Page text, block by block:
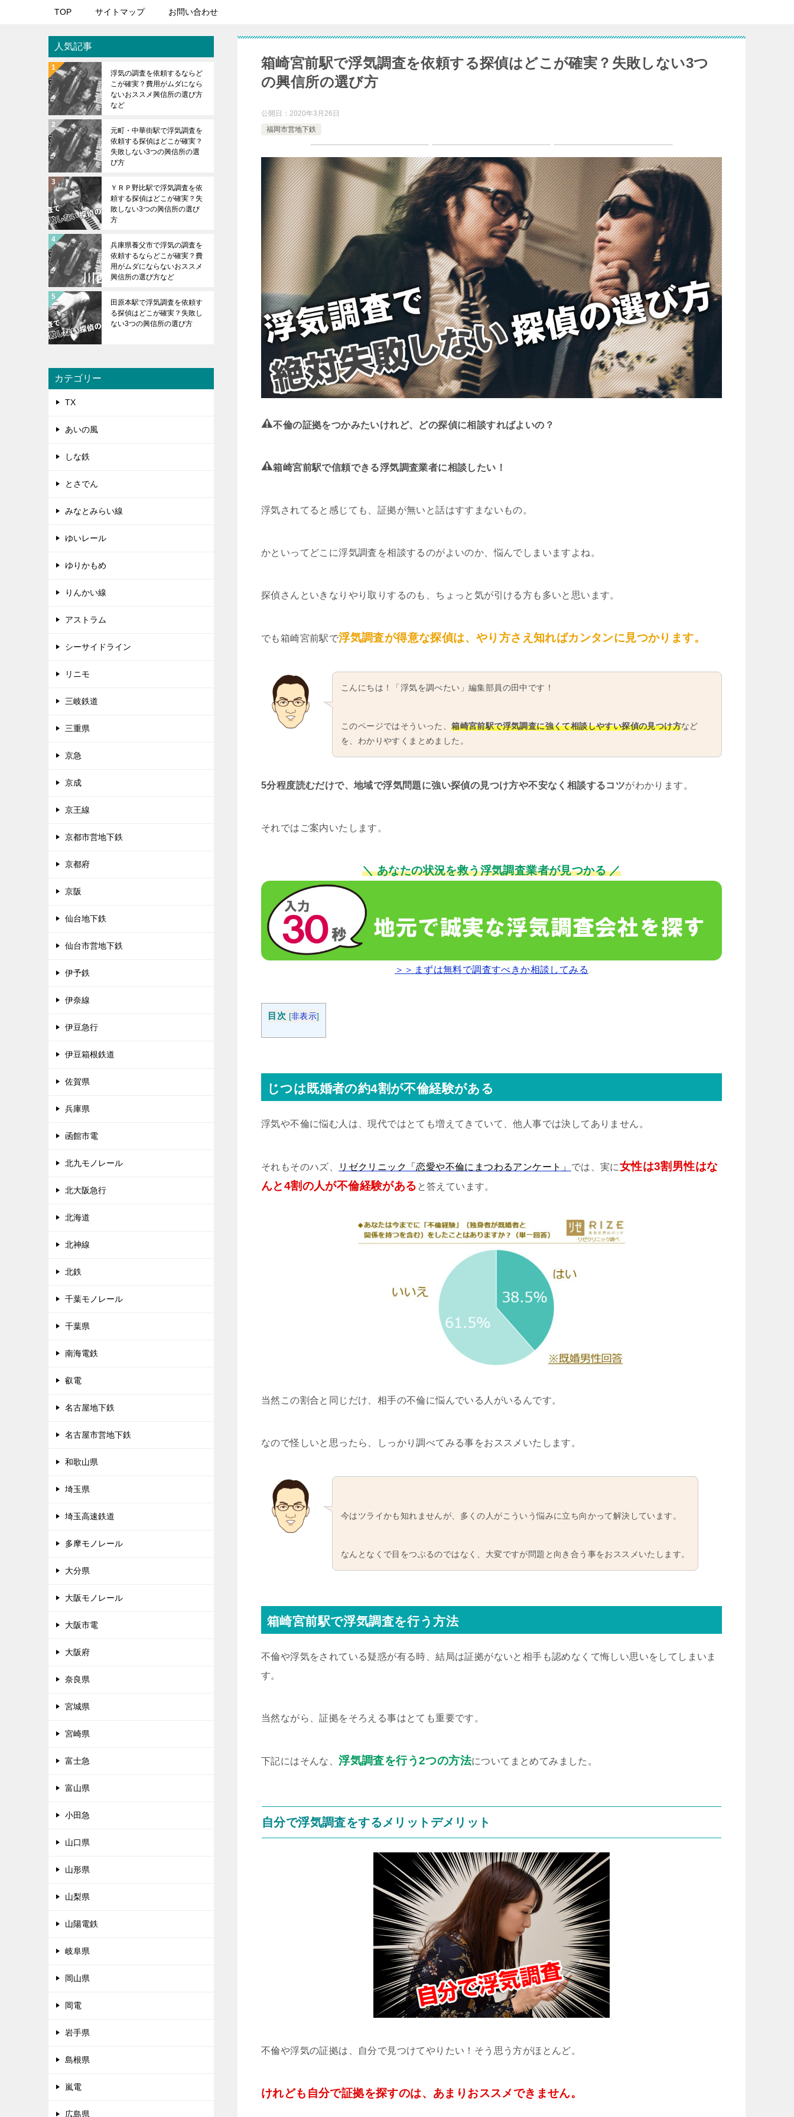
TOP サイトマップ お問い合わせ
箱崎宮前駅で浮気調査を依頼する探偵はどこが確実？失敗しない3つ
の興信所の選び方
公開日： 2020年3月26日
福岡市営地下鉄
不倫の証拠をつかみたいけれど、どの探偵に相談すればよいの？
箱崎宮前駅で信頼できる浮気調査業者に相談したい！
浮気されてると感じても、証拠が無いと話はすすまないもの。
かといってどこに浮気調査を相談するのがよいのか、悩んでしまいますよね。
探偵さんといきなりやり取りするのも、ちょっと気が引ける方も多いと思います。
でも箱崎宮前駅で浮気調査が得意な探偵は、やり方さえ知ればカンタンに見つかります。
こんにちは！「浮気を調べたい」編集部員の田中です！
このページではそういった、箱崎宮前駅で浮気調査に強くて相談しやすい探偵の見つけ方など
を、わかりやすくまとめました。
5分程度読むだけで、地域で浮気問題に強い探偵の見つけ方や不安なく相談するコツがわかります。
それではご案内いたします。
＼ あなたの状況を救う浮気調査業者が見つかる ／
＞＞まずは無料で調査すべきか相談してみる
目次 [非表示]
じつは既婚者の約4割が不倫経験がある
浮気や不倫に悩む人は、現代ではとても増えてきていて、他人事では決してありません。
それもそのハズ、 リゼクリニック「恋愛や不倫にまつわるアンケート」 では、実に女性は3割男性はな
んと4割の人が不倫経験がある と答えています。
当然この割合と同じだけ、相手の不倫に悩んでいる人がいるんです。
なので怪しいと思ったら、しっかり調べてみる事をおススメいたします。
今はツライかも知れませんが、多くの人がこういう悩みに立ち向かって解決しています。
なんとなくで目をつぶるのではなく、大変ですが問題と向き合う事をおススメいたします。
箱崎宮前駅で浮気調査を行う方法
不倫や浮気をされている疑惑が有る時、結局は証拠がないと相手も認めなくて悔しい思いをしてしまいま
す。
当然ながら、証拠をそろえる事はとても重要です。
下記にはそんな、浮気調査を行う2つの方法についてまとめてみました。
自分で浮気調査をするメリットデメリット
不倫や浮気の証拠は、自分で見つけてやりたい！そう思う方がほとんど。
けれども自分で証拠を探すのは、あまりおススメできません。
人気記事
浮気の調査を依頼するならど
こが確実？費用がムダになら
ないおススメ興信所の選び方
など
元町・中華街駅で浮気調査を
依頼する探偵はどこが確実？
失敗しない3つの興信所の選
び方
ＹＲＰ野比駅で浮気調査を依
頼する探偵はどこが確実？失
敗しない3つの興信所の選び
方
兵庫県養父市で浮気の調査を
依頼するならどこが確実？費
用がムダにならないおススメ
興信所の選び方など
田原本駅で浮気調査を依頼す
る探偵はどこが確実？失敗し
ない3つの興信所の選び方
カテゴリー
TX
あいの風
しな鉄
とさでん
みなとみらい線
ゆいレール
ゆりかもめ
りんかい線
アストラム
シーサイドライン
リニモ
三岐鉄道
三重県
京急
京成
京王線
京都市営地下鉄
京都府
京阪
仙台地下鉄
仙台市営地下鉄
伊予鉄
伊奈線
伊豆急行
伊豆箱根鉄道
佐賀県
兵庫県
函館市電
北九モノレール
北大阪急行
北海道
北神線
北鉄
千葉モノレール
千葉県
南海電鉄
叡電
名古屋地下鉄
名古屋市営地下鉄
和歌山県
埼玉県
埼玉高速鉄道
多摩モノレール
大分県
大阪モノレール
大阪市電
大阪府
奈良県
宮城県
宮崎県
富士急
富山県
小田急
山口県
山形県
山梨県
山陽電鉄
岐阜県
岡山県
岡電
岩手県
島根県
嵐電
広島県